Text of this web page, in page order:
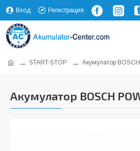
Вход Регистрация
START-STOP Акумулатор
Акумулатор BOSCH